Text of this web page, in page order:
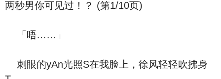
两秒男你可见过！？ (第1/10页)
「唔……」
刺眼的yAn光照S在我脸上，徐风轻轻吹拂身